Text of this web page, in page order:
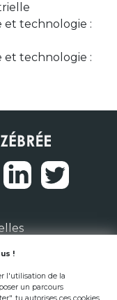
et technologie :
et technologie :
Nantes
!
l'utilisation de la
un parcours